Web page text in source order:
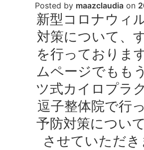
Posted by maazclaudia on
新型コロナウィ
対策について、
を行っておりま
ムページでもも
ツ式カイロプラ
逗子整体院で行
予防対策につい
させていただき